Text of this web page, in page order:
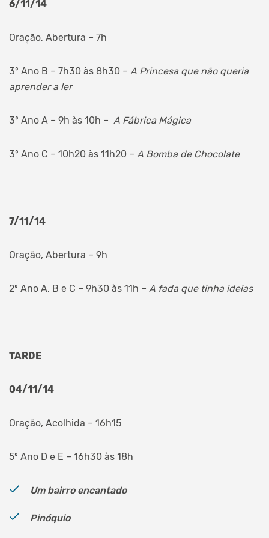
6/11/14
Oração, Abertura – 7h
3º Ano B – 7h30 às 8h30 – A Princesa que não queria
aprender a ler
3º Ano A – 9h às 10h – A Fábrica Mágica
3º Ano C – 10h20 às 11h20 – A Bomba de Chocolate
7/11/14
Oração, Abertura – 9h
2º Ano A, B e C – 9h30 às 11h – A fada que tinha ideias
TARDE
04/11/14
Oração, Acolhida – 16h15
5º Ano D e E – 16h30 às 18h
Um bairro encantado
Pinóquio